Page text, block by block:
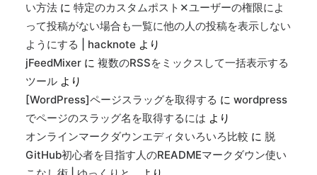
い方法 に 特定のカスタムポスト✕ユーザーの権限によ
って投稿がない場合も一覧に他の人の投稿を表示しない
ようにする | hacknote より
jFeedMixer に 複数のRSSをミックスして一括表示する
ツール より
[WordPress]ページスラッグを取得する に wordpress
でページのスラッグ名を取得するには より
オンラインマークダウンエディタいろいろ比較 に 脱
GitHub初心者を目指す人のREADMEマークダウン使い